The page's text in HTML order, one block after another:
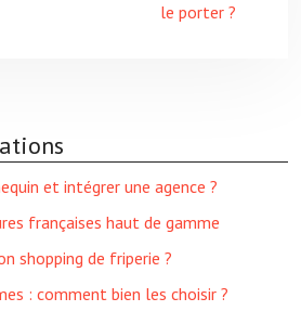
le porter ?
et intégrer une agence ?
françaises haut de gamme
shopping de friperie ?
: comment bien les choisir ?